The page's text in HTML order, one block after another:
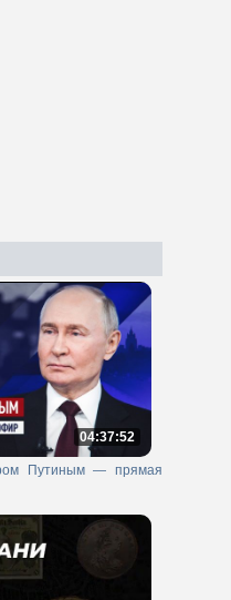
04:37:52
Путиным — прямая